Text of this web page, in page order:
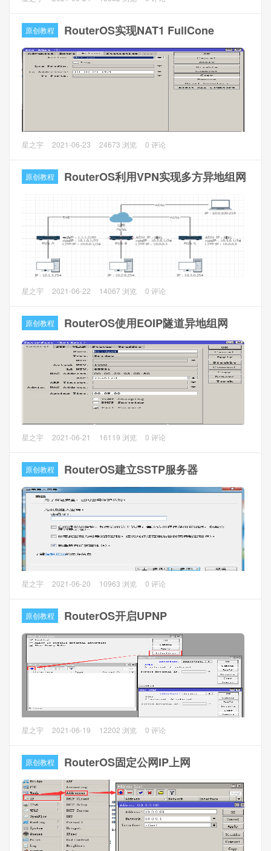
关来实现双机热备功能。
VRRP协议原理:
VRRP协议可以通过多台路由器组成一个网关集合，使用
VRRP虚拟网关作为终端用户的网关，当VRRP master路由器
新生成为master状态，所有网络会切换到该路由器上。vrrp
master的数据时，触发backup路由变为新的master路由。
实验环境和拓扑图：
主ROS：R1，备ROS：R2，双线公网，一台交换机
原创教程 RouterOS实现NAT1 FullCone
RouterOS（以下简称ROS）对于NAT类型设置不像爱快
FULLCONE NAT（NAT1），至于为什么要设置成NAT1呢，
大部分是现在流行的挂机的要求。其实对于ROS来说，要实
现NAT1对于了解ROS和NAT类型的高手来说非常简单。
完全圆锥形NAT（FullCone NAT、NAT1）
所有来自相同内部IP地址和端口的请求均被映射到相同的外
部IP地址和端口，当映射关系建立之后，任意外部主机均可
随时通过外部IP地址和端口向内部主机发送UDP报文，由于
对外部请求的来源无任何限制，因此这种方式虽然足够简单
ROS配置
1、基本的上网配置，pppoe设置，masquerade上网设置等
等，这边就不详细介绍了，请看我以前的文章
星之宇 2021-06-23 24673 浏览 0 评论
原创教程 RouterOS利用VPN实现多方异地组网
去年一个做网商的朋友找到我要搞定多方异地组网实现互
当前环境是A总部，RouterOS（ROS-A）当作主路由，使用
的是CCR1009，100M专线；B工厂，RouterOS（ROS-B）
主路由，使用的是J1900软路由，200M商宽；C办事处，
RouterOS（ROS-C）主路由，使用的是J1900软路由，
200M商宽，各自上网不互通。
的要求，只求能组网能用。
星之宇 2021-06-22 14067 浏览 0 评论
原创教程 RouterOS使用EOIP隧道异地组网
MikroTik RouterOS（以下简称ROS）自由协议
的IP传输层之间的以太网隧道协议。EoIP Tunnel类似以太网
传输，当路由器的桥接功能被启用后，所有的以太网数据流
量（所有的以太网协议）将被桥接就如同在两个路由器之间
有物理交换机接口和光纤收发器一样。
一、网络拓扑和环境
ROS1和ROS2网络间实现互通互联，ROS1为总出口，上网
和DHCP服务器；ROS2为异地分部，通过EoIP Tunnel接入
总部ROS1，实现通过ROS1分配DHCP地址，以及上网。
1、使用PPPoE公网IP模拟专线固定IP
星之宇 2021-06-21 16119 浏览 0 评论
原创教程 RouterOS建立SSTP服务器
RouterOS（以下简称ROS）建立SSTP服务器的方法，主要
SSTP又称安全套接字隧道协议，是一种应用于互联网的协
议。它可以创建一个在HTTPS上传送的VPN隧道，从而消除
与基于PPTP（点对点隧道协议）或L2TP（第2层隧道协议）
VPN连接有关的诸多问题。
前提是需要有自己的独立域名和给域名申请SSL证书。
本文使用自己的域名cdn.77bx.com，在腾讯云免费申请的
TrustAsia TLS RSA CA（1年），由于域名已经在腾讯云云解
星之宇 2021-06-20 10963 浏览 0 评论
原创教程 RouterOS开启UPNP
UPNP介绍：
用).UPnP是针对智能家电、无线设备以及各种外观尺寸的个
人电脑的普遍对等（peer-to-peer）网络连接而设计的一种架
构。它旨在为家庭、小型企业、公共场所中或连接到互联网
的ad-hoc网或未管理网络提供易于使用、灵活且基于标准的
连接。
对于一般用户来说碰到需要开启UPNP的情况是迅雷，BT，
星之宇 2021-06-19 12202 浏览 0 评论
原创教程 RouterOS固定公网IP上网